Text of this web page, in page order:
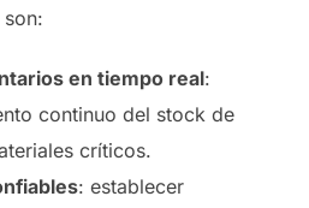
en tiempo real:
continuo del stock de
críticos.
: establecer